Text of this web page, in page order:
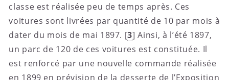
classe est réalisée peu de temps après. Ces
voitures sont livrées par quantité de 10 par mois à
dater du mois de mai 1897. [3] Ainsi, à l’été 1897,
un parc de 120 de ces voitures est constituée. Il
est renforcé par une nouvelle commande réalisée
en 1899 en prévision de la desserte de l’Exposition